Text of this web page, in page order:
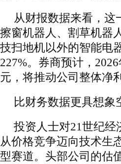
从财报数据来看，这
擦窗机器人、割草机器
技扫地机以外的智能电
227%。券商预计，
元，将推动公司整体净
比财务数据更具想
投资人士对21世纪
从价格竞争迈向技术生
型赛道。头部公司的估